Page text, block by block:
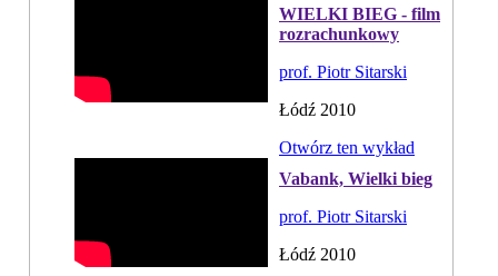
WIELKI BIEG - film
rozrachunkowy
prof. Piotr Sitarski
Łódź 2010
Otwórz ten wykład
Vabank, Wielki bieg
prof. Piotr Sitarski
Łódź 2010